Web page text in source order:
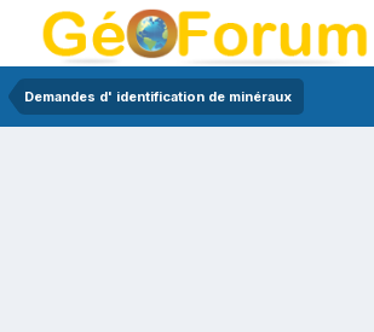
Demandes d' identification de minéraux